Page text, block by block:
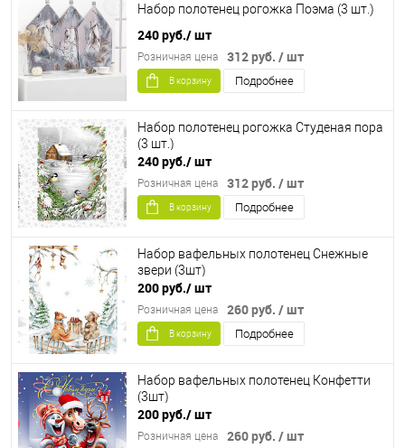
Набор полотенец рогожка Поэма (3 шт.)
240 руб./ шт
312 руб. / шт
Розничная цена
В корзину Подробнее
Набор полотенец рогожка Студеная пора
(3 шт.)
240 руб./ шт
312 руб. / шт
Розничная цена
В корзину Подробнее
Набор вафельных полотенец Снежные
звери (3шт)
200 руб./ шт
260 руб. / шт
Розничная цена
В корзину Подробнее
Набор вафельных полотенец Конфетти
(3шт)
200 руб./ шт
260 руб. / шт
Розничная цена